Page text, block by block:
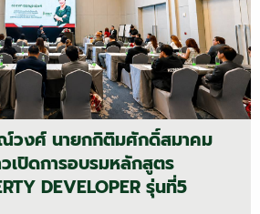
วงศ์ นายกกิติมศักดิ์สมาคม
เปิดการอบรมหลักสูตร
DEVELOPER รุ่นที่5